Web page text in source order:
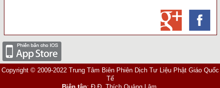
Copyright © 2009-2022 Trung Tâm Biên Phiên Dịch Tư Liệu Phật Giáo Quốc
Tế